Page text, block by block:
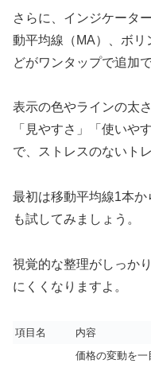
さらに、インジケータ
動平均線（MA）、ボ
どがワンタップで追加
表示の色やラインの太
「見やすさ」「使いや
で、ストレスのないト
最初は移動平均線1本
も試してみましょう。
視覚的な整理がしっか
にくくなりますよ。
項目名 内容
価格の変動を一